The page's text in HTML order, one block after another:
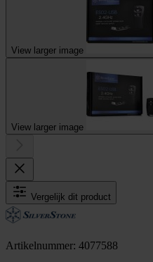
View larger image
View larger image
Vergelijk dit product
Artikelnummer: 4077588